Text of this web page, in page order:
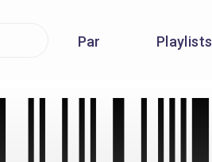
Par Playlists